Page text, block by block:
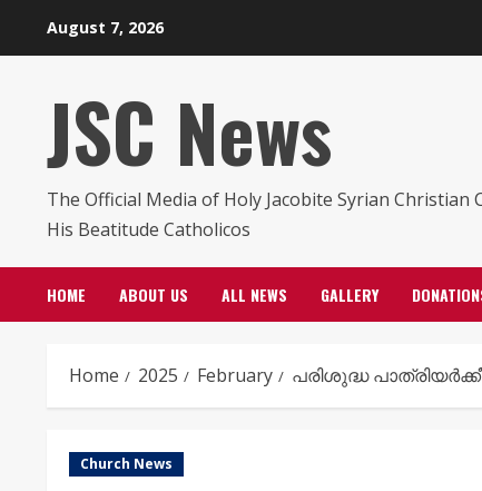
August 7, 2026
JSC News
The Official Media of Holy Jacobite Syrian Christian
His Beatitude Catholicos
HOME ABOUT US ALL NEWS GALLERY
Home 2025 February പരിശുദ്ധ
Church News